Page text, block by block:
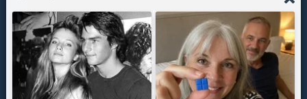
ТОП 100
Жанры
ИНФОРМАЦИЯ
Политика конфиденциальности